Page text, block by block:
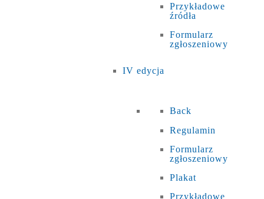
Przykładowe
źródła
Formularz
zgłoszeniowy
IV edycja
Back
Regulamin
Formularz
zgłoszeniowy
Plakat
Przykładowe